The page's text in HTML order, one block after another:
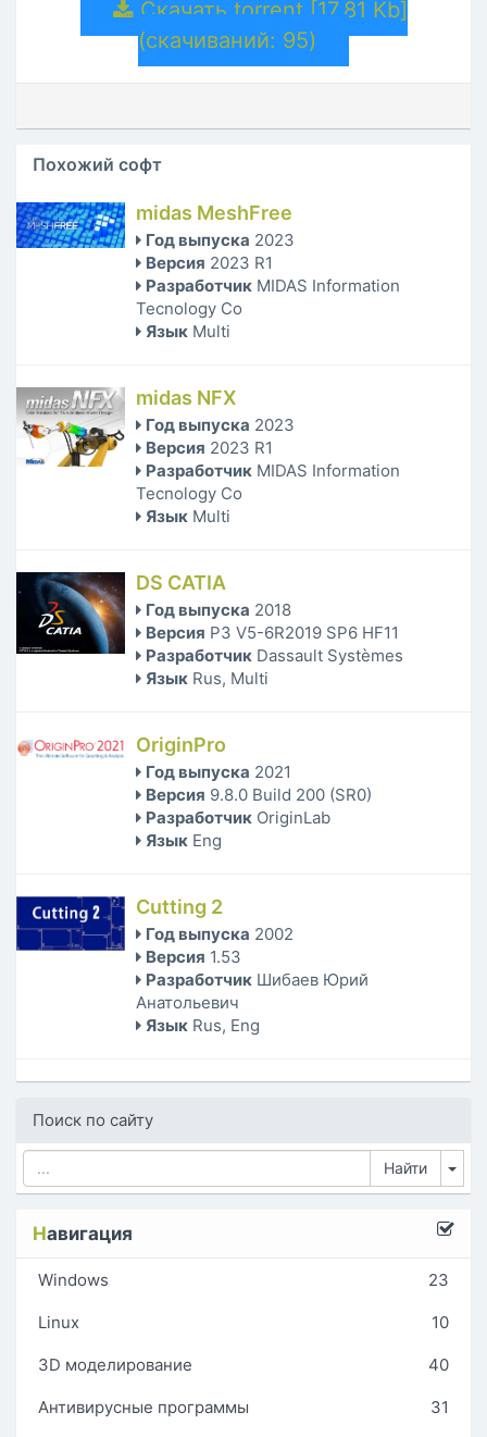
Скачать torrent [17.81 Kb]
(cкачиваний: 95)
Похожий софт
midas MeshFree
Год выпуска 2023
Версия 2023 R1
Разработчик MIDAS Information
Tecnology Co
Язык Multi
midas NFX
Год выпуска 2023
Версия 2023 R1
Разработчик MIDAS Information
Tecnology Co
Язык Multi
DS CATIA
Год выпуска 2018
Версия P3 V5-6R2019 SP6 HF11
Разработчик Dassault Systèmes
Язык Rus, Multi
OriginPro
Год выпуска 2021
Версия 9.8.0 Build 200 (SR0)
Разработчик OriginLab
Язык Eng
Cutting 2
Год выпуска 2002
Версия 1.53
Разработчик Шибаев Юрий
Анатольевич
Язык Rus, Eng
Поиск по сайту
Навигация
Windows 23
Linux 10
3D моделирование 40
Антивирусные программы 31